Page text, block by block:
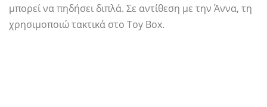
μπορεί να πηδήσει διπλά. Σε αντίθεση με την Άννα, τη
χρησιμοποιώ τακτικά στο Toy Box.